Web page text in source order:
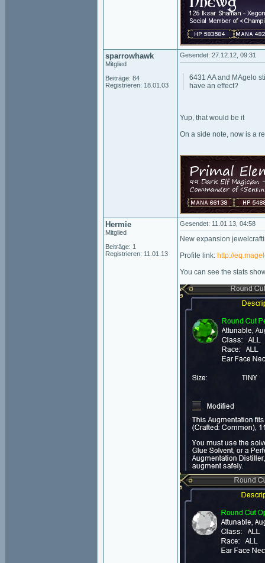
sparrowhawk
Mitglied
Beiträge: 84
Registrieren: 18.01.03
Gesendet: 27.12.12, 09:31
6431 AA and MAgelo
have an effect?
Yup, that would be it
On a side note, now is a
Hermie
Mitglied
Beiträge: 1
Registrieren: 11.01.13
Gesendet: 11.01.13, 04:58
New expansion
Profile link: http://
You can see the stats